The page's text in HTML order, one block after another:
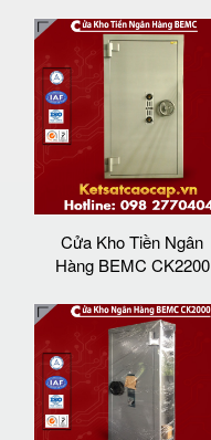
Cửa Kho Tiền Ngân
Hàng BEMC CK2200